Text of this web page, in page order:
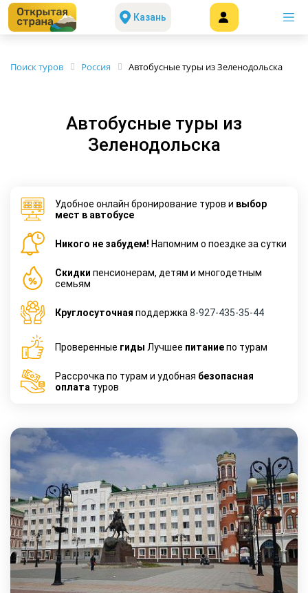
Казань
Поиск туров Россия Автобусные туры из Зеленодольска
Автобусные туры из
Зеленодольска
Удобное онлайн бронирование туров и выбор
мест в автобусе
Никого не забудем! Напомним о поездке за сутки
Cкидки пенсионерам, детям и многодетным
семьям
Круглосуточная поддержка 8-927-435-35-44
Проверенные гиды Лучшее питаниепо турам
Рассрочка по турам и удобная безопасная
оплата туров